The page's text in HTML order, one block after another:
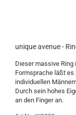
unique avenue -
Dieser massive
Formsprache läßt es
individuellen
Durch sein hohes
an den Finger an.